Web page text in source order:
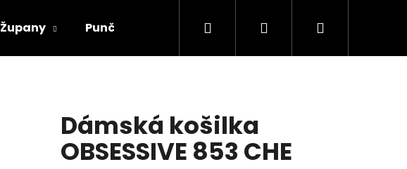
Župany Punčochové zboží Ponožky Dětské prádlo
Hledat PřihlášeníNákupní
Dámská košilka
OBSESSIVE 853 CHE